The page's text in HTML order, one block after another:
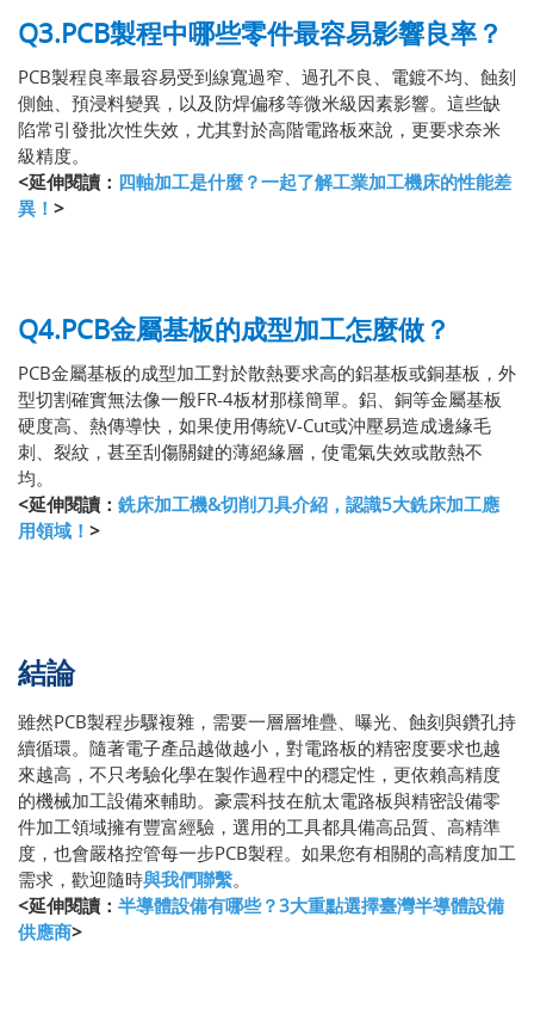
Q3.PCB製程中哪些零件最容易影響良率？
PCB製程良率最容易受到線寬過窄、過孔不良、電鍍不均、蝕刻
側蝕、預浸料變異，以及防焊偏移等微米級因素影響。這些缺
陷常引發批次性失效，尤其對於高階電路板來說，更要求奈米
級精度。
<延伸閱讀： 四軸加工是什麼？一起了解工業加工機床的性能差
異！ >
Q4.PCB金屬基板的成型加工怎麼做？
PCB金屬基板的成型加工對於散熱要求高的鋁基板或銅基板，外
型切割確實無法像一般FR-4板材那樣簡單。鋁、銅等金屬基板
硬度高、熱傳導快，如果使用傳統V-Cut或沖壓易造成邊緣毛
刺、裂紋，甚至刮傷關鍵的薄絕緣層，使電氣失效或散熱不
均。
<延伸閱讀： 銑床加工機&切削刀具介紹，認識5大銑床加工應
用領域！ >
結論
雖然PCB製程步驟複雜，需要一層層堆疊、曝光、蝕刻與鑽孔持
續循環。隨著電子產品越做越小，對電路板的精密度要求也越
來越高，不只考驗化學在製作過程中的穩定性，更依賴高精度
的機械加工設備來輔助。豪震科技在航太電路板與精密設備零
件加工領域擁有豐富經驗，選用的工具都具備高品質、高精準
度，也會嚴格控管每一步PCB製程。如果您有相關的高精度加工
需求，歡迎隨時與我們聯繫。
<延伸閱讀： 半導體設備有哪些？3大重點選擇臺灣半導體設備
供應商>